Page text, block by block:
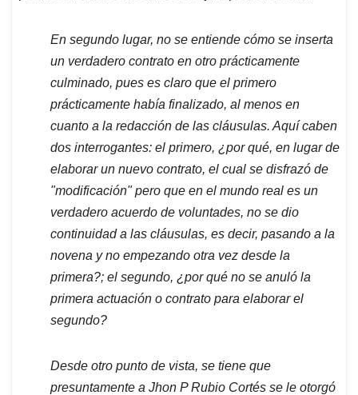
En segundo lugar, no se entiende cómo se inserta
un verdadero contrato en otro prácticamente
culminado, pues es claro que el primero
prácticamente había finalizado, al menos en
cuanto a la redacción de las cláusulas. Aquí caben
dos interrogantes: el primero, ¿por qué, en lugar de
elaborar un nuevo contrato, el cual se disfrazó de
"modificación" pero que en el mundo real es un
verdadero acuerdo de voluntades, no se dio
continuidad a las cláusulas, es decir, pasando a la
novena y no empezando otra vez desde la
primera?; el segundo, ¿por qué no se anuló la
primera actuación o contrato para elaborar el
segundo?
Desde otro punto de vista, se tiene que
presuntamente a Jhon P Rubio Cortés se le otorgó